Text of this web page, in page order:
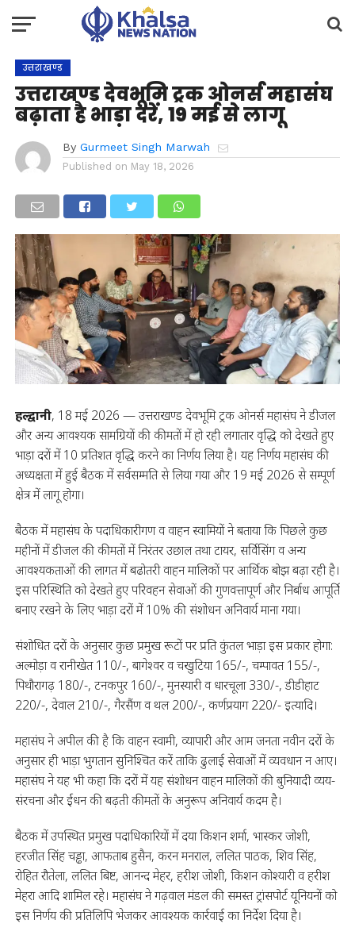
उत्तराखण्ड
उत्तराखण्ड देवभूमि ट्रक ओनर्स महासंघ
बढ़ाता है भाड़ा दरें, 19 मई से लागू
By Gurmeet Singh Marwah
Published on May 18, 2026
हल्द्वानी, 18 मई 2026 — उत्तराखण्ड देवभूमि ट्रक ओनर्स महासंघ ने डीजल
और अन्य आवश्यक सामग्रियों की कीमतों में हो रही लगातार वृद्धि को देखते हुए
भाड़ा दरों में 10 प्रतिशत वृद्धि करने का निर्णय लिया है। यह निर्णय महासंघ की
अध्यक्षता में हुई बैठक में सर्वसम्मति से लिया गया और 19 मई 2026 से सम्पूर्ण
क्षेत्र में लागू होगा।
बैठक में महासंघ के पदाधिकारीगण व वाहन स्वामियों ने बताया कि पिछले कुछ
महीनों में डीजल की कीमतों में निरंतर उछाल तथा टायर, सर्विसिंग व अन्य
आवश्यकताओं की लागत में बढोतरी वाहन मालिकों पर आर्थिक बोझ बढ़ा रही है।
इस परिस्थिति को देखते हुए परिवहन सेवाओं की गुणवत्तापूर्ण और निर्बाध आपूर्ति
बनाए रखने के लिए भाड़ा दरों में 10% की संशोधन अनिवार्य माना गया।
संशोधित दरों के अनुसार कुछ प्रमुख रूटों पर प्रति कुंतल भाड़ा इस प्रकार होगा:
अल्मोड़ा व रानीखेत 110/-, बागेश्वर व चखुटिया 165/-, चम्पावत 155/-,
पिथौरागढ़ 180/-, टनकपुर 160/-, मुनस्यारी व धारचूला 330/-, डीडीहाट
220/-, देवाल 210/-, गैरसैंण व थल 200/-, कर्णप्रयाग 220/- इत्यादि।
महासंघ ने अपील की है कि वाहन स्वामी, व्यापारी और आम जनता नवीन दरों के
अनुसार ही भाड़ा भुगतान सुनिश्चित करें ताकि ढुलाई सेवाओं में व्यवधान न आए।
महासंघ ने यह भी कहा कि दरों में यह संशोधन वाहन मालिकों की बुनियादी व्यय-
संरचना और ईंधन की बढ़ती कीमतों के अनुरूप अनिवार्य कदम है।
बैठक में उपस्थित प्रमुख पदाधिकारियों में दया किशन शर्मा, भास्कर जोशी,
हरजीत सिंह चड्ढा, आफताब हुसैन, करन मनराल, ललित पाठक, शिव सिंह,
रोहित रौतेला, ललित बिष्ट, आनन्द मेहर, हरीश जोशी, किशन कोश्यारी व हरीश
मेहरा आदि शामिल रहे। महासंघ ने गढ़वाल मंडल की समस्त ट्रांसपोर्ट यूनियनों को
इस निर्णय की प्रतिलिपि भेजकर आवश्यक कार्रवाई का निर्देश दिया है।